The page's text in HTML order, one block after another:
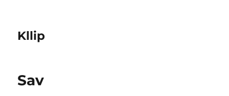
Kllip
Sav